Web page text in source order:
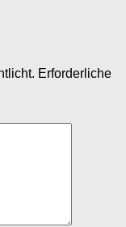
Erforderliche